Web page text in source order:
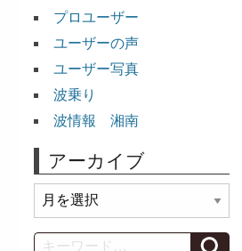
プロユーザー
ユーザーの声
ユーザー写真
波乗り
波情報 湘南
アーカイブ
ー
カSearch